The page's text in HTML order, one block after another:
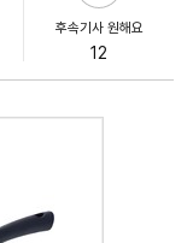
후속기사 원해요
12